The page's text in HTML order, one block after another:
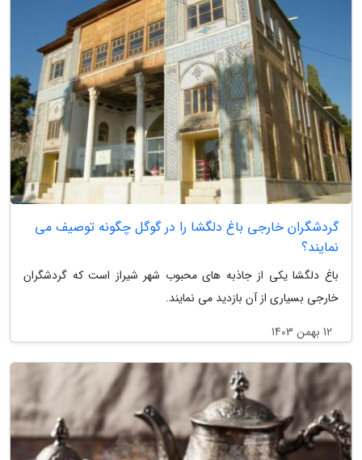
گردشگران خارجی باغ دلگشا را در گوگل چگونه توصیف می
نمایند؟
باغ دلگشا یکی از جاذبه های محبوب شهر شیراز است که گردشگران
خارجی بسیاری از آن بازدید می نمایند.
12 بهمن 1403